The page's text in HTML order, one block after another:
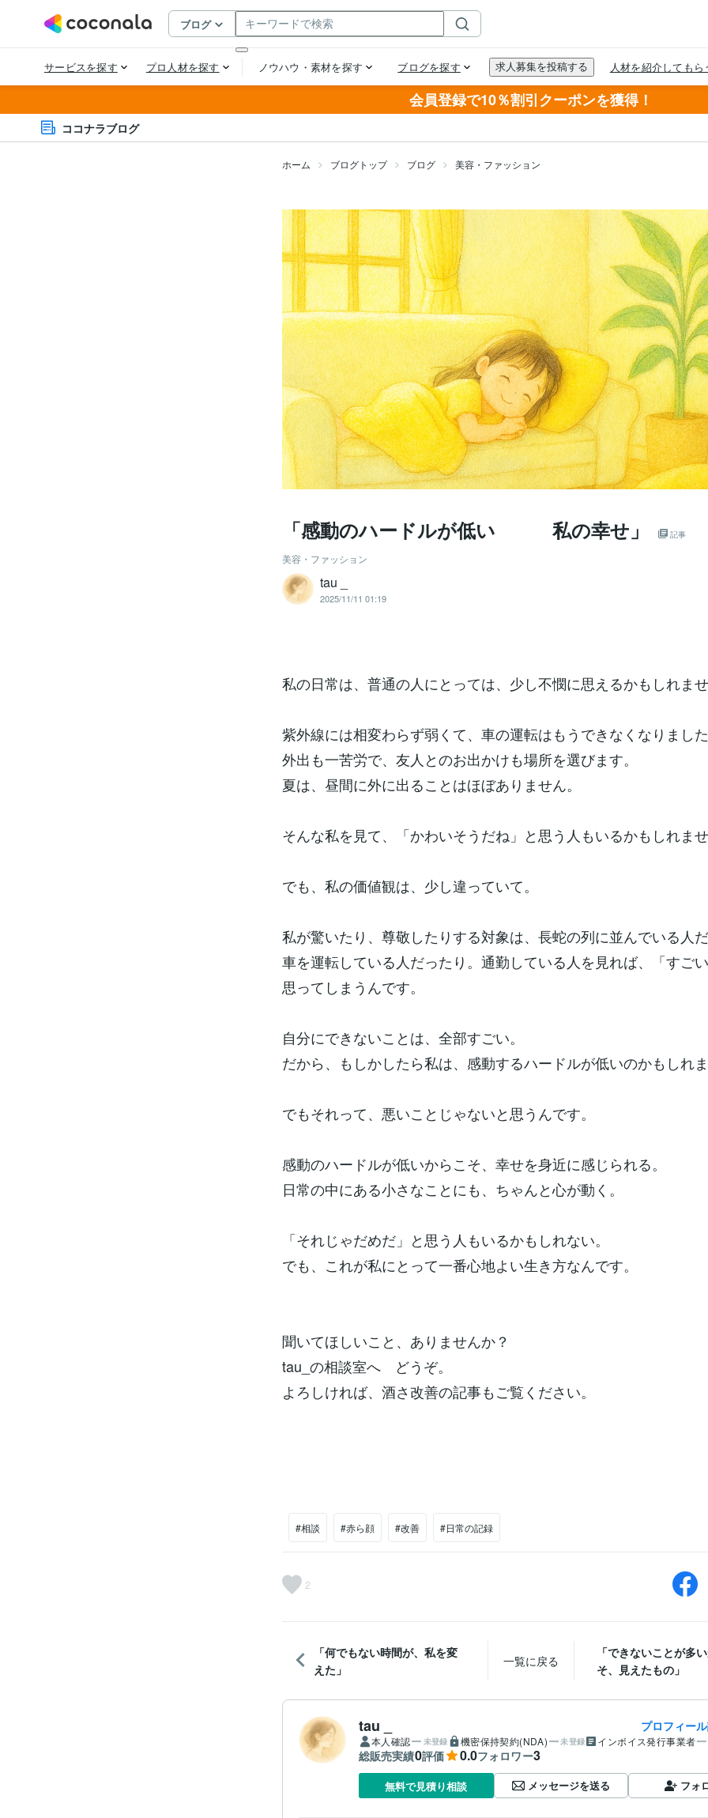
会員登録で10％割引クーポンを獲得！
ココナラブログ
ホーム ブログトップ ブログ 美容・ファッション
「感動のハードルが低い 私の幸せ」 記事
美容・ファッション
tau _
2025/11/11 01:19
私の日常は、普通の人にとっては、少し不憫に思えるかもしれま
紫外線には相変わらず弱くて、車の運転はもうできなくなりまし
外出も一苦労で、友人とのお出かけも場所を選びます。
夏は、昼間に外に出ることはほぼありません。
そんな私を見て、「かわいそうだね」と思う人もいるかもしれま
でも、私の価値観は、少し違っていて。
私が驚いたり、尊敬したりする対象は、長蛇の列に並んでいる人
車を運転している人だったり。通勤している人を見れば、「すご
思ってしまうんです。
自分にできないことは、全部すごい。
だから、もしかしたら私は、感動するハードルが低いのかもしれ
でもそれって、悪いことじゃないと思うんです。
感動のハードルが低いからこそ、幸せを身近に感じられる。
日常の中にある小さなことにも、ちゃんと心が動く。
「それじゃだめだ」と思う人もいるかもしれない。
でも、これが私にとって一番心地よい生き方なんです。
聞いてほしいこと、ありませんか？
tau_の相談室へ どうぞ。
よろしければ、酒さ改善の記事もご覧ください。
#相談 #赤ら顔 #改善 #日常の記録
2
「何でもない時間が、私を変
えた」
一覧に戻る
「できないことが多
そ、見えたもの」
tau _ プロフィー
本人確認 未登録 機密保持契約(NDA) 未登録 インボイス発行事業者
総販売実績0評価 0.0フォロワー3
無料で見積り相談 メッセージを送る フォ